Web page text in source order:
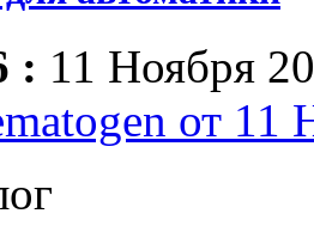
: 11 Ноября
от 11